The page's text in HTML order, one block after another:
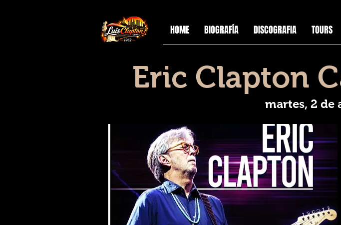
HOME BIOGRAFÍA DISCOGRAFIA TOURS
Eric Clapton
martes, 2 de